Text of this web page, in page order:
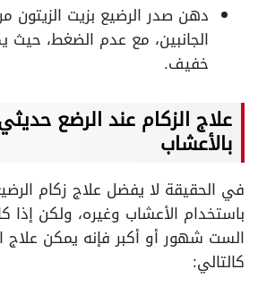
دهن صدر الرضيع بزيت الزيتون
الجانبين، مع عدم الضغط، حيث
خفيف.
علاج الزكام عند الرضع
بالأعشاب
في الحقيقة لا يفضل علاج زكام
باستخدام الأعشاب وغيره، ولكن إذا
الست شهور أو أكبر فإنه يمكن علاج
كالتالي: